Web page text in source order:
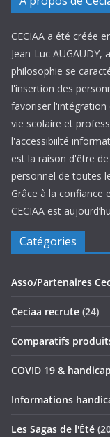
CECIAA a été créée
Jean-Luc
philosophie se
l'insertion des
favoriser l'intégration
vie scolaire et
l'accessibiilté
est la raison d'être
personnel de toutes
Grâce à la confiance
CECIAA est
Catégories
Asso/Partenaires
Ceciaa recrute (24)
Comparatifs
COVID 19 & handicap
Informations
Les Sagas de l'Été